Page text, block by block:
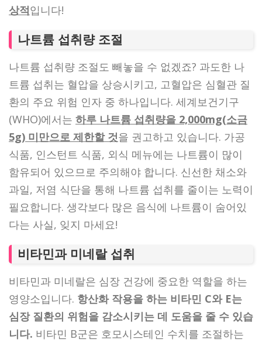
상적입니다!
나트륨 섭취량 조절
나트륨 섭취량 조절도 빼놓을 수 없겠죠? 과도한 나
트륨 섭취는 혈압을 상승시키고, 고혈압은 심혈관 질
환의 주요 위험 인자 중 하나입니다. 세계보건기구
(WHO)에서는 하루 나트륨 섭취량을 2,000mg(소금
5g) 미만으로 제한할 것을 권고하고 있습니다. 가공
식품, 인스턴트 식품, 외식 메뉴에는 나트륨이 많이
함유되어 있으므로 주의해야 합니다. 신선한 채소와
과일, 저염 식단을 통해 나트륨 섭취를 줄이는 노력이
필요합니다. 생각보다 많은 음식에 나트륨이 숨어있
다는 사실, 잊지 마세요!
비타민과 미네랄 섭취
비타민과 미네랄은 심장 건강에 중요한 역할을 하는
영양소입니다. 항산화 작용을 하는 비타민 C와 E는
심장 질환의 위험을 감소시키는 데 도움을 줄 수 있습
니다. 비타민 B군은 호모시스테인 수치를 조절하는